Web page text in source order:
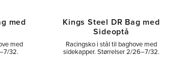
med
med
32.
Kings Steel DR Bag med
Sideoptå
Racingsko i stål til baghove med
sidekapper. Størrelser 2/26–7/32.